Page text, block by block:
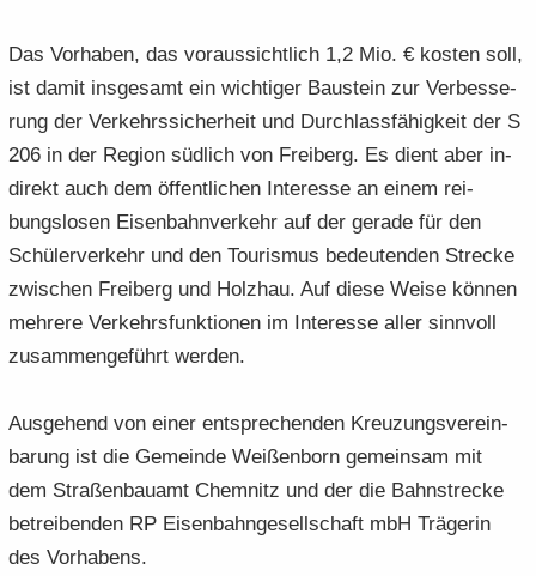
Das Vor­ha­ben, das vor­aus­sicht­lich 1,2 Mio. € kos­ten soll,
ist damit ins­ge­samt ein wich­ti­ger Bau­stein zur Ver­bes­se­
rung der Ver­kehrs­si­cher­heit und Durch­lass­fä­hig­keit der S
206 in der Re­gi­on süd­lich von Frei­berg. Es dient aber in­
di­rekt auch dem öf­fent­li­chen In­ter­es­se an einem rei­
bungs­lo­sen Ei­sen­bahn­ver­kehr auf der ge­ra­de für den
Schü­ler­ver­kehr und den Tou­ris­mus be­deu­ten­den Stre­cke
zwi­schen Frei­berg und Holz­hau. Auf diese Weise kön­nen
meh­re­re Ver­kehrs­funk­tio­nen im In­ter­es­se aller sinn­voll
zu­sam­men­ge­führt wer­den.
Aus­ge­hend von einer ent­spre­chen­den Kreu­zungs­ver­ein­
ba­rung ist die Ge­mein­de Wei­ßen­born ge­mein­sam mit
dem Stra­ßen­bau­amt Chem­nitz und der die Bahn­stre­cke
be­trei­ben­den RP Ei­sen­bahn­ge­sell­schaft mbH Trä­ge­rin
des Vor­ha­bens.